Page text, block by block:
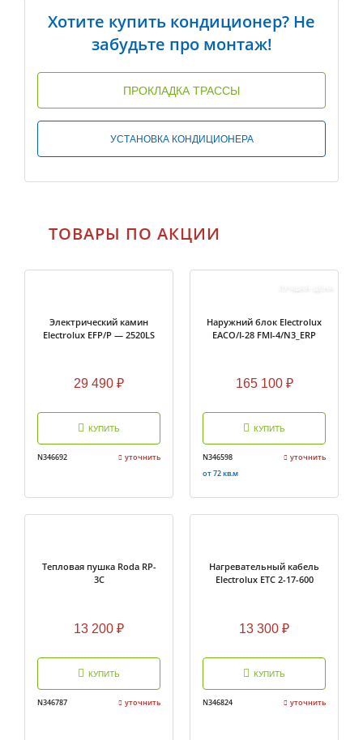
Хотите купить кондиционер? Не
забудьте про монтаж!
ПРОКЛАДКА ТРАССЫ
УСТАНОВКА КОНДИЦИОНЕРА
ТОВАРЫ ПО АКЦИИ
Электрический камин
Electrolux EFP/P — 2520LS
29 490 ₽
КУПИТЬ
N346692 уточнить
Наружний блок Electrolux
EACO/I-28 FMI-4/N3_ERP
165 100₽
КУПИТЬ
N346598
уточнить
от 72 кв.м
Тепловая пушка Roda RP-
3C
13 200 ₽
КУПИТЬ
N346787 уточнить
Нагревательный кабель
Electrolux ETC 2-17-600
13 300 ₽
КУПИТЬ
N346824 уточнить